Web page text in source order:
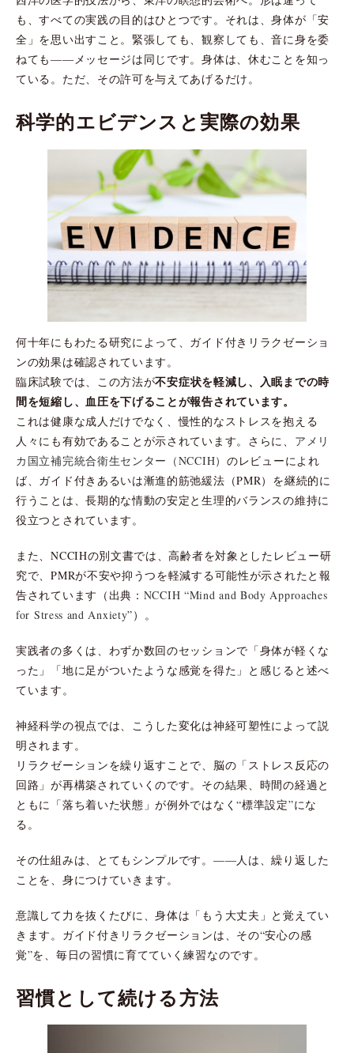
も、すべての実践の目的はひとつです。それは、身体が「安
全」を思い出すこと。緊張しても、観察しても、音に身を委
ねても――メッセージは同じです。身体は、休むことを知っ
ている。ただ、その許可を与えてあげるだけ。
科学的エビデンスと実際の効果
何十年にもわたる研究によって、ガイド付きリラクゼーショ
ンの効果は確認されています。
臨床試験では、この方法が不安症状を軽減し、入眠までの時
間を短縮し、血圧を下げることが報告されています。
これは健康な成人だけでなく、慢性的なストレスを抱える
人々にも有効であることが示されています。さらに、 アメリ
カ国立補完統合衛生センター（NCCIH） のレビューによれ
ば、ガイド付きあるいは漸進的筋弛緩法（PMR）を継続的に
行うことは、長期的な情動の安定と生理的バランスの維持に
役立つとされています。
また、NCCIHの別文書では、高齢者を対象としたレビュー研
究で、PMRが不安や抑うつを軽減する可能性が示されたと報
告されています（出典： NCCIH “Mind and Body Approaches
for Stress and Anxiety”）。
実践者の多くは、わずか数回のセッションで「身体が軽くな
った」「地に足がついたような感覚を得た」と感じると述べ
ています。
神経科学の視点では、こうした変化は神経可塑性によって説
明されます。
リラクゼーションを繰り返すことで、脳の「ストレス反応の
回路」が再構築されていくのです。その結果、時間の経過と
ともに「落ち着いた状態」が例外ではなく“標準設定”にな
る。
その仕組みは、とてもシンプルです。――人は、繰り返した
ことを、身につけていきます。
意識して力を抜くたびに、身体は「もう大丈夫」と覚えてい
きます。ガイド付きリラクゼーションは、その“安心の感
覚”を、毎日の習慣に育てていく練習なのです。
習慣として続ける方法